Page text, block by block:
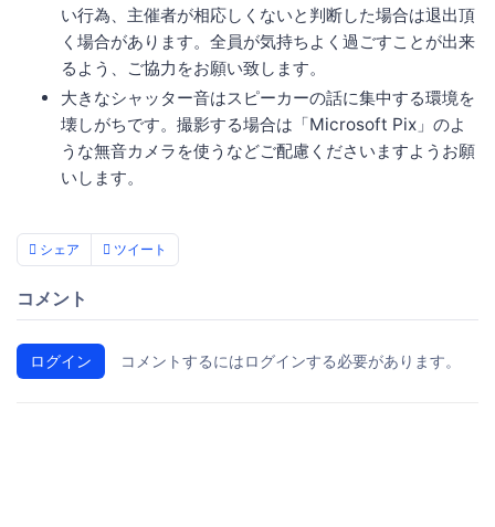
い行為、主催者が相応しくないと判断した場合は退出頂
く場合があります。全員が気持ちよく過ごすことが出来
るよう、ご協力をお願い致します。
大きなシャッター音はスピーカーの話に集中する環境を
壊しがちです。撮影する場合は「Microsoft Pix」のよ
うな無音カメラを使うなどご配慮くださいますようお願
いします。
シェア ツイート
コメント
ログイン コメントするにはログインする必要があります。